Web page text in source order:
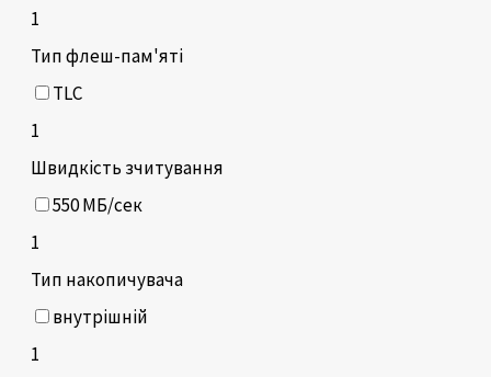
1
Тип флеш-пам'яті
TLC
1
Швидкість зчитування
550 МБ/сек
1
Тип накопичувача
внутрішній
1